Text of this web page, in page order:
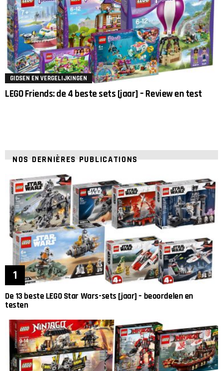
GIDSEN EN VERGELIJKINGEN
LEGO Friends: de 4 beste sets [jaar] – Review en test
NOS DERNIÈRES PUBLICATIONS
De 13 beste LEGO Star Wars-sets [jaar] – beoordelen en
testen